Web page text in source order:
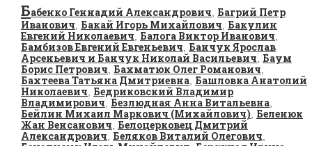
Бабенко Геннадий Александрович, Багрий Петр
Иванович, Бакай Игорь Михайлович, Бакулин
Евгений Николаевич, Балога Виктор Иванович,
Бамбизов Евгений Евгеньевич, Банчук Ярослав
Арсеньевич и Банчук Николай Васильевич, Баум
Борис Петрович, Бахматюк Олег Романович,
Бахтеева Татьяна Дмитриевна, Башловка Анатолий
Николаевич, Бедриковский Владимир
Владимирович, Безлюдная Анна Витальевна,
Бейлин Михаил Маркович (Михайлович), Беленюк
Жан Венсанович, Белоцерковец Дмитрий
Александрович, Беляков Виталий Олегович,